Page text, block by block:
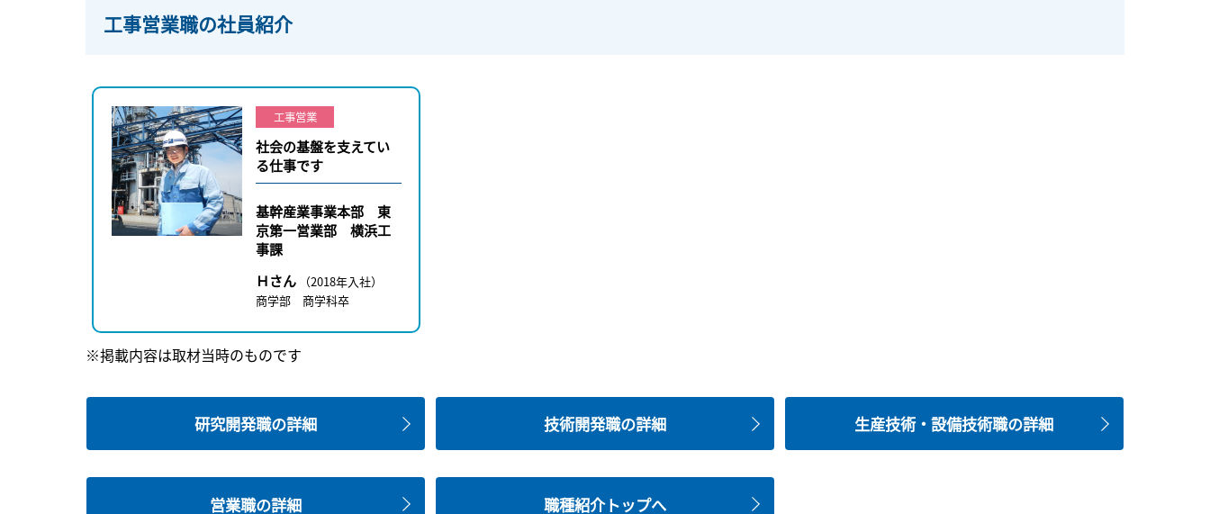
工事営業職の社員紹介
工事営業
社会の基盤を支えてい
る仕事です
基幹産業事業本部 東
京第一営業部 横浜工
事課
Ｈさん
（2018年入社）
商学部 商学科卒
※掲載内容は取材当時のものです
研究開発職の詳細 技術開発職の詳細 生産技術・設備技術職の詳細
営業職の詳細 職種紹介トップへ